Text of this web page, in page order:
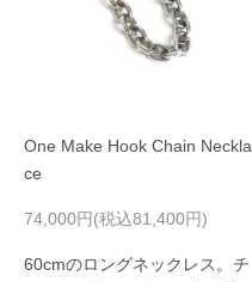
One Make Hook Chain Neckla
ce
74,000円(税込81,400円)
60cmのロングネックレス。チ